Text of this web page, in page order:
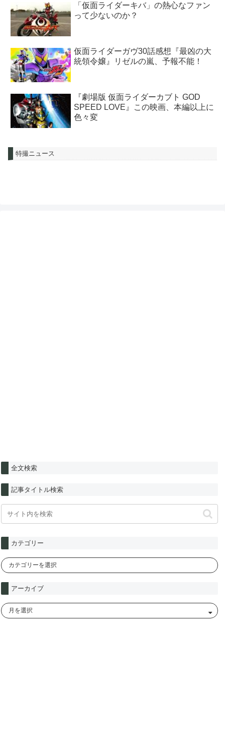
「仮面ライダーキバ」の熱心なファン
って少ないのか？
仮面ライダーガヴ30話感想『最凶の大
統領令嬢』リゼルの嵐、予報不能！
『劇場版 仮面ライダーカブト GOD
SPEED LOVE』この映画、本編以上に
色々変
特撮ニュース
全文検索
記事タイトル検索
カテゴリー
アーカイブ